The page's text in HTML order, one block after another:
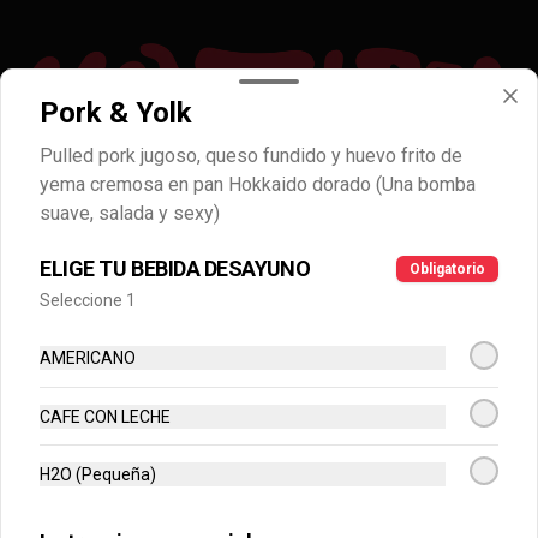
Cobertura
Términos y condiciones
Política de privacidad
Redes sociales
Pork & Yolk
Pulled pork jugoso, queso fundido y huevo frito de
yema cremosa en pan Hokkaido dorado (Una bomba
suave, salada y sexy)
ELIGE TU BEBIDA DESAYUNO Obligatorio
Seleccione 1
AMERICANO
CAFE CON LECHE
H2O (Pequeña)